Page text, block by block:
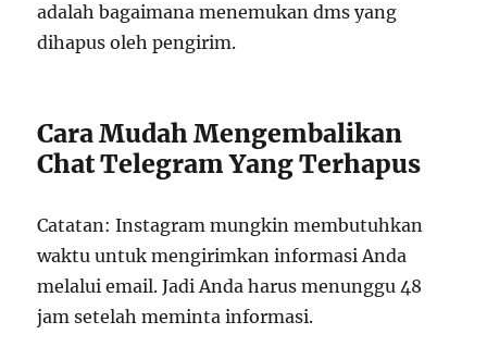
adalah bagaimana menemukan dms yang
dihapus oleh pengirim.
Cara Mudah Mengembalikan
Chat Telegram Yang Terhapus
Catatan: Instagram mungkin membutuhkan
waktu untuk mengirimkan informasi Anda
melalui email. Jadi Anda harus menunggu 48
jam setelah meminta informasi.